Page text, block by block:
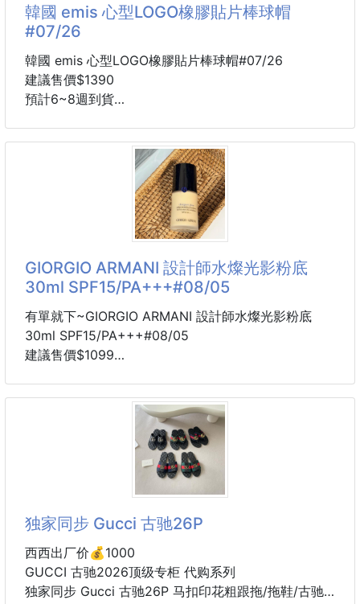
愛馬仕上 FB 會被偵測到商業用行為
請勿打關鍵字喔
終於找到夏天適合的香水了☀️
這次 100ml 也超划算
清新的花果香調，青檸果香與睡蓮花香交織，彷彿夏日
午後的幽靜花園中漫步，很適合日常的清香
➡️瓶身由Fred Rawyler設計
舊時的車燈造型，玻璃製香水瓶身呈現出清新綠的漸變
效果，更為尼羅河的
韓國 emis 心型LOGO橡膠貼片棒球帽
#07/26
韓國 emis 心型LOGO橡膠貼片棒球帽#07/26
建議售價$1390
預計6~8週到貨
(#)BLACK (#)BEIGE
戴上就有韓妞氛圍✨
搭配帶有紋理感的帽身設計，簡單一頂就能讓整體穿搭
更有層次
🧢 質感細節加分
一頂就能完成韓系穿搭✨
約卻不單調，輕鬆打造韓系穿搭感
不管是休閒、運動風，還是韓系日常穿搭都超百搭，是
一年四季都很實戴的帽款！
🤍韓系簡約設計，男
GIORGIO ARMANI 設計師水燦光影粉底
30ml SPF15/PA+++#08/05
有單就下~GIORGIO ARMANI 設計師水燦光影粉底
30ml SPF15/PA+++#08/05
建議售價$1099
#2
全新GA高訂藍瓶，添加「普魯士藍聚光粒子」，能改
善暗沉肌膚，透過光學特性，使肌膚更加淨透明亮，搭
独家同步 Gucci 古驰26P
西西出厂价💰1000
GUCCI 古驰2026顶级专柜 代购系列
独家同步 Gucci 古驰26P 马扣印花粗跟拖/拖鞋/古驰